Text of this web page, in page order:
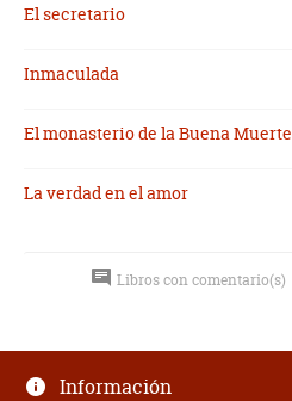
El secretario
Inmaculada
El monasterio de la Buena Muerte
La verdad en el amor
Libros con comentario(s)
Información